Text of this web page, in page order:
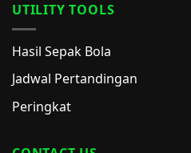
UTILITY TOOLS
Hasil Sepak Bola
Jadwal Pertandingan
Peringkat